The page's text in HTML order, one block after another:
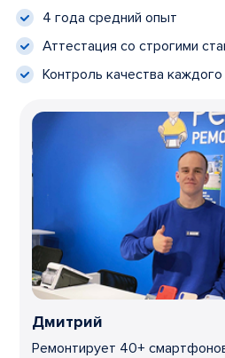
4 года средний опыт
Аттестация со строгими
Контроль качества каждого
Дмитрий
Ремонтирует 40+